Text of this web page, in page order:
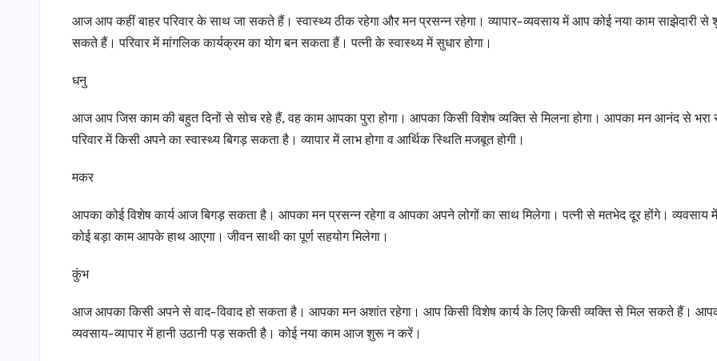
आज आप कहीं बाहर परिवार के साथ जा सकते हैं। स्वास्थ्य ठीक रहेगा और मन प्रसन्न रहेगा। व्यापार-व्यवसाय में आप कोई नया काम साझेदारी
सकते हैं। परिवार में मांगलिक कार्यक्रम का योग बन सकता हैं। पत्नी के स्वास्थ्य में सुधार होगा।
धनु
आज आप जिस काम की बहुत दिनों से सोच रहे हैं, वह काम आपका पुरा होगा। आपका किसी विशेष व्यक्ति से मिलना होगा। आपका मन आनंद से भरा
परिवार में किसी अपने का स्वास्थ्य बिगड़ सकता है। व्यापार में लाभ होगा व आर्थिक स्थिति मजबूत होगी।
मकर
आपका कोई विशेष कार्य आज बिगड़ सकता है। आपका मन प्रसन्न रहेगा व आपका अपने लोगों का साथ मिलेगा। पत्नी से मतभेद दूर होंगे।
कोई बड़ा काम आपके हाथ आएगा। जीवन साथी का पूर्ण सहयोग मिलेगा।
कुंभ
आज आपका किसी अपने से वाद-विवाद हो सकता है। आपका मन अशांत रहेगा। आप किसी विशेष कार्य के लिए किसी व्यक्ति से मिल सकते हैं।
व्यवसाय-व्यापार में हानी उठानी पड़ सकती है। कोई नया काम आज शुरू न करें।